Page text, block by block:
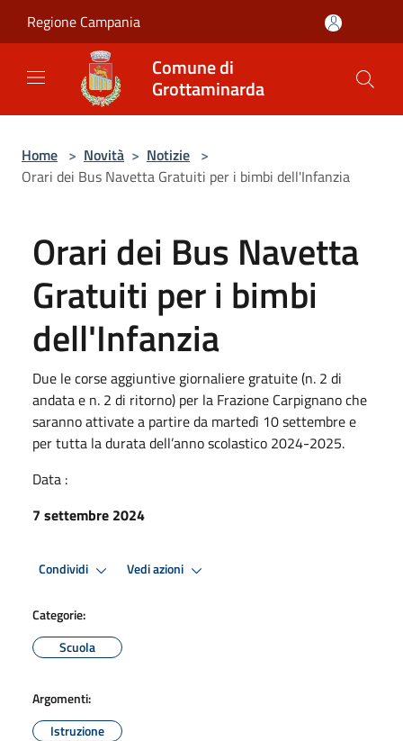
Regione Campania
Comune di
Grottaminarda
Home > Novità > Notizie >
Orari dei Bus Navetta Gratuiti per i bimbi dell'Infanzia
Orari dei Bus Navetta
Gratuiti per i bimbi
dell'Infanzia
Due le corse aggiuntive giornaliere gratuite (n. 2 di
andata e n. 2 di ritorno) per la Frazione Carpignano che
saranno attivate a partire da martedì 10 settembre e
per tutta la durata dell’anno scolastico 2024-2025.
Data :
7 settembre 2024
Condividi Vedi azioni
Categorie:
Scuola
Argomenti:
Istruzione